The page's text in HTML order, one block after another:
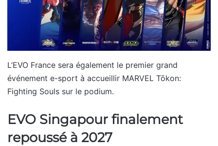
L’EVO France sera également le premier grand
événement e-sport à accueillir MARVEL Tōkon:
Fighting Souls sur le podium.
EVO Singapour finalement
repoussé à 2027